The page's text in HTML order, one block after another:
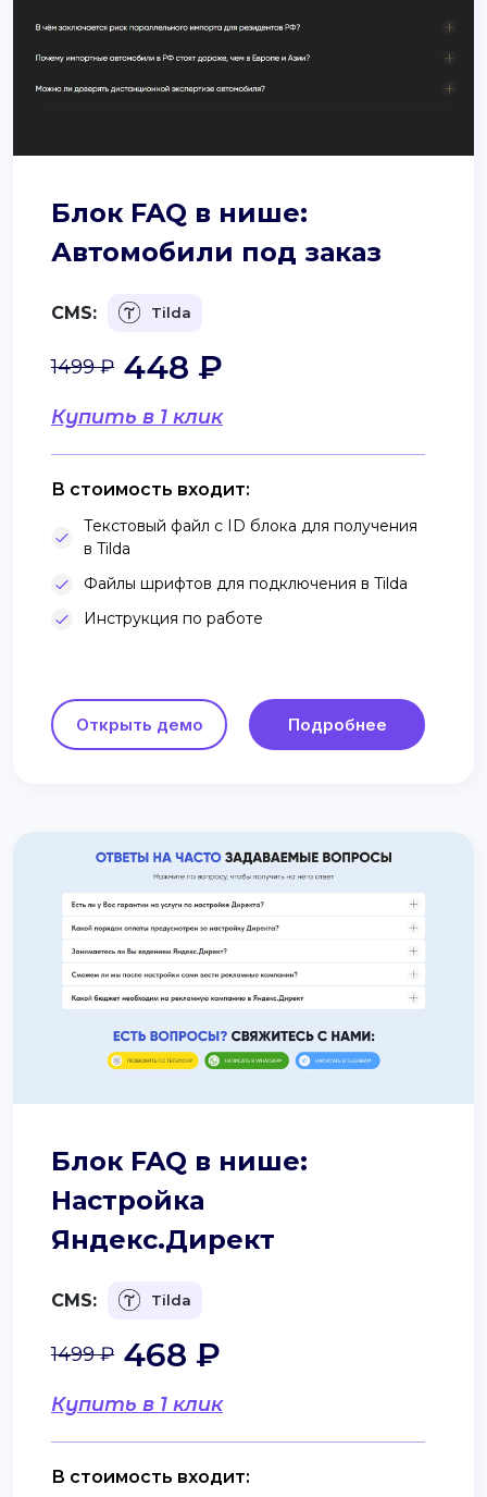
Блок FAQ в нише:
Автомобили под заказ
CMS: Tilda
Купить в 1 клик
1499 ₽ 448 ₽
В стоимость входит:
Текстовый файл с ID блока для получения
в Tilda
Файлы шрифтов для подключения в Tilda
Инструкция по работе
Открыть демо Подробнее
Блок FAQ в нише:
Настройка
Яндекс.Директ
CMS: Tilda
Купить в 1 клик
1499 ₽ 468 ₽
В стоимость входит: